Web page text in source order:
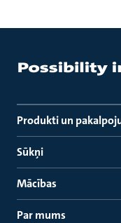
Produkti un
Sūkņi
Mācības
Par mums